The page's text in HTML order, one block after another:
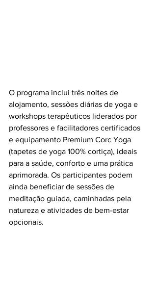
O programa inclui três noites de
alojamento, sessões diárias de yoga e
workshops terapêuticos liderados por
professores e facilitadores certificados
e equipamento Premium Corc Yoga
(tapetes de yoga 100% cortiça), ideais
para a saúde, conforto e uma prática
aprimorada. Os participantes podem
ainda beneficiar de sessões de
meditação guiada, caminhadas pela
natureza e atividades de bem-estar
opcionais.